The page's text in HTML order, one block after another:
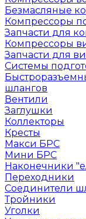
Безмасляные
Компрессоры
Запчасти для
Компрессоры
Запчасти для
Системы
шлангов
Вентили
Заглушки
Коллекторы
Кресты
Макси БРС
Мини БРС
Наконечники
Переходники
Соединители
Тройники
Уголки